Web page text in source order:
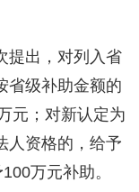
提出，对列入省
省级补助金额的
元；对新认定为
人资格的，给予
万元补助。